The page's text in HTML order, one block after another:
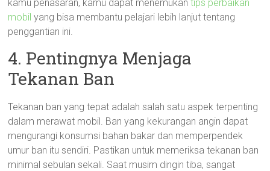
kamu penasaran, kamu dapat menemukantips perbaikan
mobil yang bisa membantu pelajari lebih lanjut tentang
penggantian ini.
4. Pentingnya Menjaga
Tekanan Ban
Tekanan ban yang tepat adalah salah satu aspek terpenting
dalam merawat mobil. Ban yang kekurangan angin dapat
mengurangi konsumsi bahan bakar dan memperpendek
umur ban itu sendiri. Pastikan untuk memeriksa tekanan ban
minimal sebulan sekali. Saat musim dingin tiba, sangat